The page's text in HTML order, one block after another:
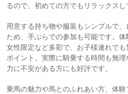
るので、初めての方でもリラックスし
用意する持ち物や服装もシンプルで
ため、手ぶらでの参加も可能です。
女性限定など多彩で、お子様連れで
ポイント。実際に騎乗する時間も無
力に不安がある方にも好評です。
乗馬の魅力や馬とのふれあい方、体